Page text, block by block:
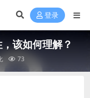
登录
该如何理解？
73